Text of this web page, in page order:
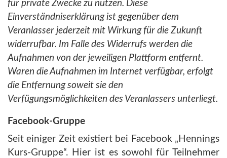
für private Zwecke zu nutzen. Diese
Einverständniserklärung ist gegenüber dem
Veranlasser jederzeit mit Wirkung für die Zukunft
widerrufbar. Im Falle des Widerrufs werden die
Aufnahmen von der jeweiligen Plattform entfernt.
Waren die Aufnahmen im Internet verfügbar, erfolgt
die Entfernung soweit sie den
Verfügungsmöglichkeiten des Veranlassers unterliegt.
Facebook-Gruppe
Seit einiger Zeit existiert bei Facebook „Hennings
Kurs-Gruppe“. Hier ist es sowohl für Teilnehmer